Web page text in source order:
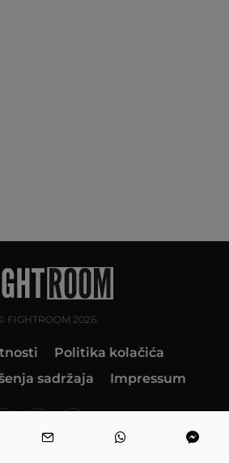
FIGHTROOM 2026.
Politika kolačića
sadržaja
Impressum